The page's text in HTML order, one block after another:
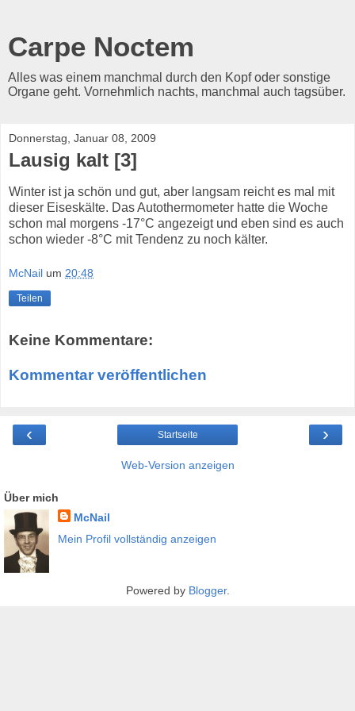
Carpe Noctem
Alles was einem manchmal durch den Kopf oder sonstige
Organe geht. Vornehmlich nachts, manchmal auch tagsüber.
Donnerstag, Januar 08, 2009
Lausig kalt [3]
Winter ist ja schön und gut, aber langsam reicht es mal mit
dieser Eiseskälte. Das Autothermometer hatte die Woche
schon mal morgens -17°C angezeigt und eben sind es auch
schon wieder -8°C mit Tendenz zu noch kälter.
McNail um 20:48
Teilen
Keine Kommentare:
Kommentar veröffentlichen
‹ ›
Startseite
Web-Version anzeigen
Über mich
McNail
Mein Profil vollständig anzeigen
Powered by Blogger.